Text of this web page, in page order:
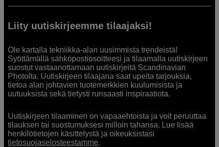
Liity uutiskirjeemme tilaajaksi!
Ole kartalla tekniikka-alan uusimmista trendeistä!
Syöttämällä sähköpostiosoitteesi ja tilaamalla uutiskirjeen
suostut vastaanottamaan uutiskirjeitä Scandinavian
Photolta. Uutiskirjeen tilaajana saat upeita tarjouksia,
tietoa alan johtavien tuotemerkkien kuulumisista ja
uutuuksista sekä tietysti runsaasti inspiraatiota.
Uutiskirjeen tilaaminen on vapaaehtoista ja voit peruuttaa
tilauksen tai suostumuksesi milloin tahansa. Lue lisää
henkilötietojen käsittelystä ja oikeuksistasi
tietosuojaselosteestamme.